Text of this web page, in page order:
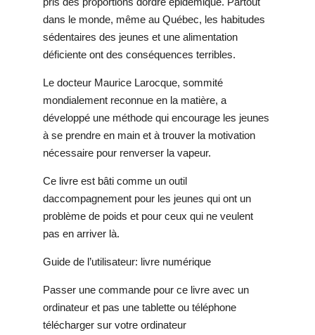
dans le monde, même au Québec, les habitudes
sédentaires des jeunes et une alimentation
déficiente ont des conséquences terribles.
Le docteur Maurice Larocque, sommité
mondialement reconnue en la matière, a
développé une méthode qui encourage les jeunes
à se prendre en main et à trouver la motivation
nécessaire pour renverser la vapeur.
Ce livre est bâti comme un outil
daccompagnement pour les jeunes qui ont un
problème de poids et pour ceux qui ne veulent
pas en arriver là.
Guide de l’utilisateur: livre numérique
Passer une commande pour ce livre avec un
ordinateur et pas une tablette ou téléphone
télécharger sur votre ordinateur